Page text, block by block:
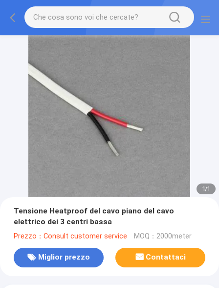
1/1
Tensione Heatproof del cavo piano del cavo
elettrico dei 3 centri bassa
Prezzo：Consult customer service MOQ：2000meter
Miglior prezzo Contattaci